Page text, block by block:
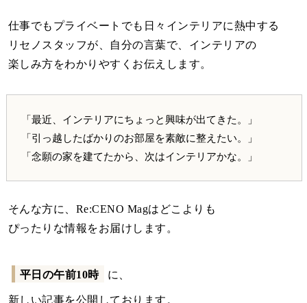
仕事でもプライベートでも日々インテリアに熱中する
リセノスタッフが、自分の言葉で、インテリアの
楽しみ方をわかりやすくお伝えします。
「最近、インテリアにちょっと興味が出てきた。」
「引っ越したばかりのお部屋を素敵に整えたい。」
「念願の家を建てたから、次はインテリアかな。」
そんな方に、Re:CENO Magはどこよりも
ぴったりな情報をお届けします。
平日の午前10時 に、
新しい記事を公開しております。